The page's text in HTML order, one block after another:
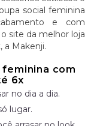
social feminina
e com
site da melhor loja
a Makenji.
feminina com
6x
no dia a dia.
lugar.